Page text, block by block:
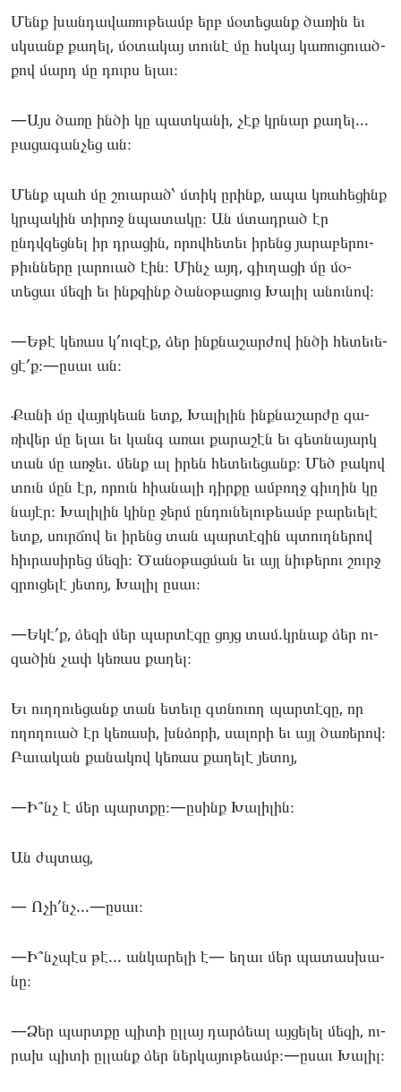
Մենք խան­դա­վառու­թեամբ երբ մօ­տեցանք ծա­ռին եւ
սկսանք քա­ղել, մօ­տակայ տու­նէ մը հսկայ կա­ռու­ցո­ւած­
քով մարդ մը դուրս ելաւ։
—Այս ծա­ռը ին­ծի կը պատ­կա­նի, չէք կրնար քա­ղել...
բա­ցագան­չեց ան։
Մենք պահ մը շո­ւարած՝ մտիկ ըրինք, ապա կռա­հեցինք
կրպա­կին տի­րոջ նպա­տակը։ Ան մտադ­րած էր
ընդվզեց­նել իր դրա­ցին, որով­հե­տեւ իրենց յա­րաբե­րու­
թիւննե­րը լա­րուած էին։ Մինչ այդ, գիւ­ղա­ցի մը մօ­
տեցաւ մե­զի եւ ինքզինք ծա­նօթա­ցուց Խա­լիլ անու­նով։
—Եթէ կե­ռաս կ՛ու­զէք, ձեր ինքնա­շար­ժով ին­ծի հե­տեւե­
ցէ՛ք։—ըսաւ ան։
Քա­նի մը վայրկեան ետք, Խա­լիլին ինքնա­շար­ժը զա­
ռիվեր մը ելաւ եւ կանգ առաւ քա­րաշէն եւ գետ­նա­յարկ
տան մը առ­ջեւ. մենք ալ իրեն հե­տեւե­ցանք։ Մեծ բա­կով
տուն մըն էր, որուն հիանա­լի դիր­քը ամ­բողջ գիւ­ղին կը
նա­յէր։ Խա­լիլին կի­նը ջերմ ըն­դունե­լու­թեամբ բա­րեւե­լէ
ետք, սուրճով եւ իրենց տան պար­տէ­զին պտուղնե­րով
հիւ­րա­սիրեց մե­զի։ Ծա­նօթաց­ման եւ այլ նիւ­թե­րու շուրջ
զրու­ցե­լէ յե­տոյ, Խա­լիլ ըսաւ։
—Եկէ՛ք, ձե­զի մեր պար­տէ­զը ցոյց տամ.կրնաք ձեր ու­
զա­ծին չափ կե­ռաս քա­ղել։
Եւ ուղղո­ւեցանք տան ետե­ւը գտնո­ւող պար­տէ­զը, որ
ողո­ղուած էր կե­ռասի, խնձո­րի, սա­լորի եւ այլ ծա­ռերով։
Բա­ւական քա­նակով կե­ռաս քա­ղելէ յե­տոյ,
—Ի՞նչ է մեր պարտքը։—ըսինք Խա­լիլին։
Ան ժպտաց,
— Ոչի՛նչ...—ըսաւ։
—Ի՞նչպէս թէ... ան­կա­րելի է— եղաւ մեր պա­տաս­խա­
նը։
—Ձեր պարտքը պի­տի ըլ­լայ դար­ձեալ այ­ցե­լել մե­զի, ու­
րախ պի­տի ըլ­լանք ձեր ներ­կա­յու­թեամբ։—ըսաւ Խա­լիլ։